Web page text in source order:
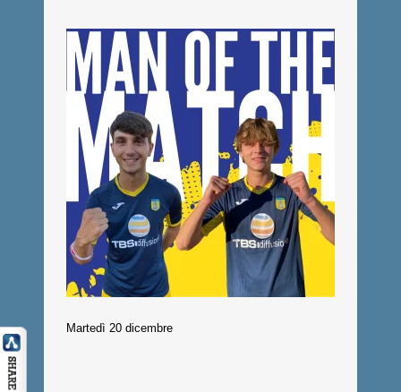
Martedì 20 dicembre